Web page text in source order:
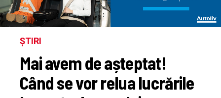
ȘTIRI
Mai avem de așteptat!
Când se vor relua lucrările